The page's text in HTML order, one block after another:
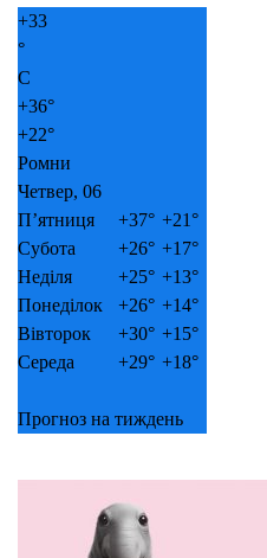
+33
°
C
+36°
+22°
Ромни
Четвер, 06
П’ятниця
+37° +21°
Субота
+26° +17°
Неділя
+25° +13°
Понеділок
+26° +14°
Вівторок
+30° +15°
Середа
+29° +18°
Прогноз на тиждень